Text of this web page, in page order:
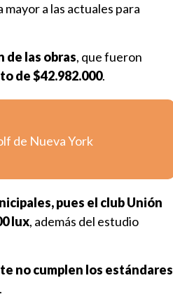
a las actuales para
de las obras, que fueron
de $42.982.000.
de Nueva York
pues el club Unión
lux, además del estudio
no cumplen los estándares